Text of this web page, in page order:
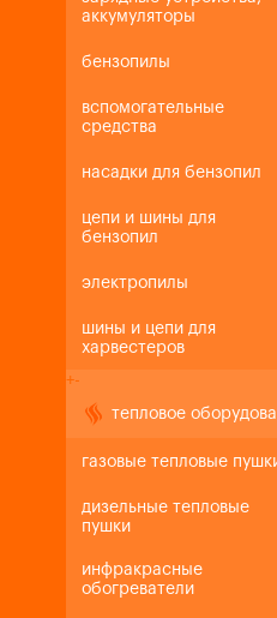
аккумуляторы
бензопилы
вспомогательные
средства
насадки для бензопил
цепи и шины для
бензопил
электропилы
шины и цепи для
харвестеров
+-
тепловое
газовые тепловые
дизельные тепловые
пушки
инфракрасные
обогреватели